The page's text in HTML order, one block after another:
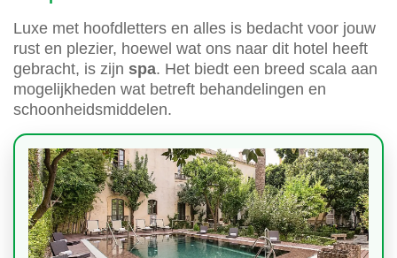
Luxe met hoofdletters en alles is bedacht voor jouw
rust en plezier, hoewel wat ons naar dit hotel heeft
gebracht, is zijn spa. Het biedt een breed scala aan
mogelijkheden wat betreft behandelingen en
schoonheidsmiddelen.